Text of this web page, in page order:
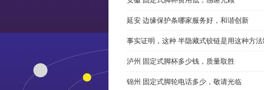
延安 边缘保护条哪家服务好，和谐创新
事实证明，这种 半隐藏式铰链是用这种方
泸州 固定式脚杯多少钱，质量取胜
锦州 固定式脚轮电话多少，敬请光临